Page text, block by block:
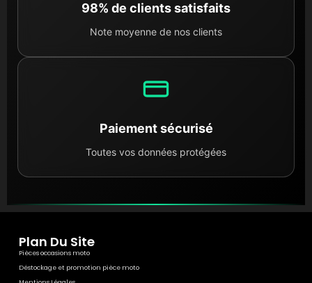
98% de clients satisfaits
Note moyenne de nos clients
Paiement sécurisé
Toutes vos données protégées
Plan Du Site
Pièces occasions moto
Déstockage et promotion pièce moto